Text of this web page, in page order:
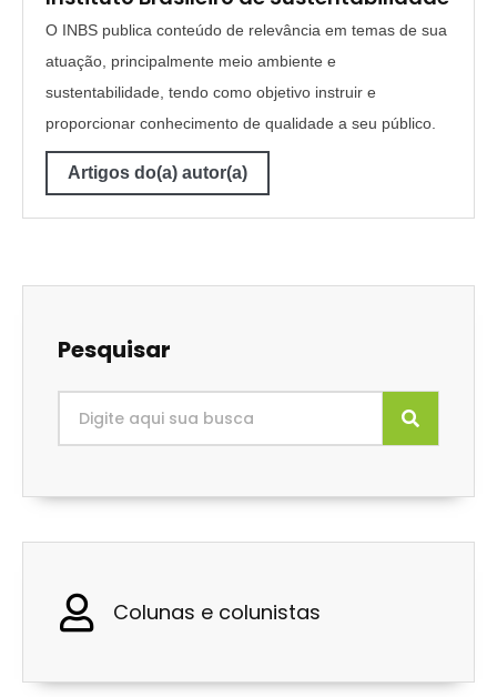
O INBS publica conteúdo de relevância em temas de sua
atuação, principalmente meio ambiente e
sustentabilidade, tendo como objetivo instruir e
proporcionar conhecimento de qualidade a seu público.
Artigos do(a) autor(a)
Pesquisar
Colunas e colunistas